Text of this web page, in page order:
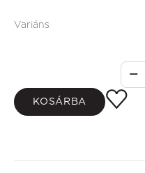
Variáns
KOSÁRBA